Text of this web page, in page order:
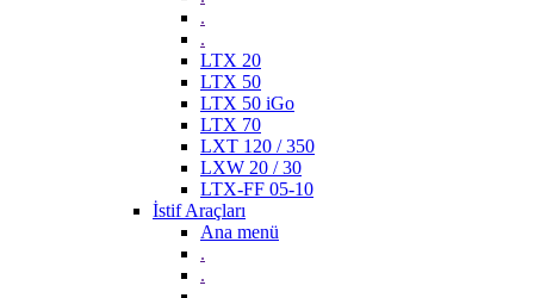
.
.
LTX 20
LTX 50
LTX 50 iGo
LTX 70
LXT 120 / 350
LXW 20 / 30
LTX-FF 05-10
İstif Araçları
Ana menü
.
.